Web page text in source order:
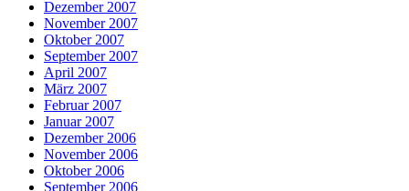
Dezember 2007
November 2007
Oktober 2007
September 2007
April 2007
März 2007
Februar 2007
Januar 2007
Dezember 2006
November 2006
Oktober 2006
September 2006